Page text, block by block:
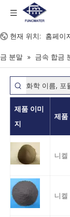
현재 위치: 홈페이
금 분말 » 금속 합금
제품 이미
지
제품
니
니